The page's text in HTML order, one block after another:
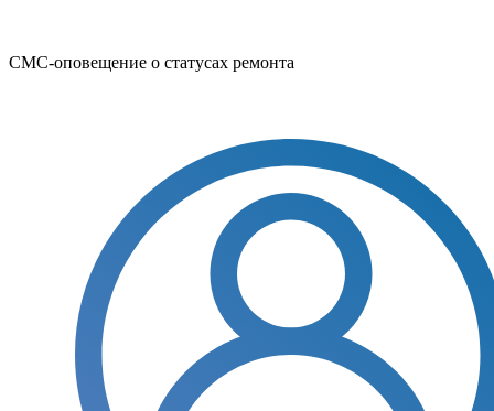
СМС-оповещение о статусах ремонта